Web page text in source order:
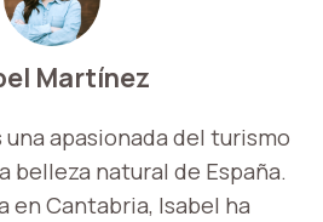
Martínez
apasionada del turismo
belleza natural de España.
en Cantabria, Isabel ha